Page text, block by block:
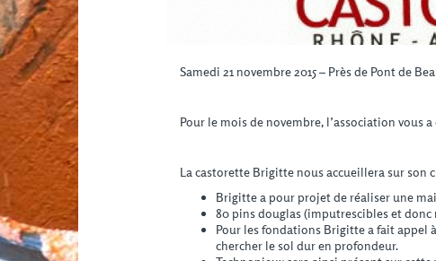
Samedi 21 novembre 2015 – Près de Pont de
Pour le mois de novembre, l’association vous
La castorette Brigitte nous accueillera sur son
Brigitte a pour projet de réaliser une
80 pins douglas (imputrescibles et
Pour les fondations Brigitte a fait appel
chercher le sol dur en profondeur.